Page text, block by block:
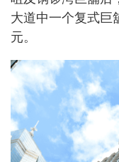
大道中一个复式巨
元。